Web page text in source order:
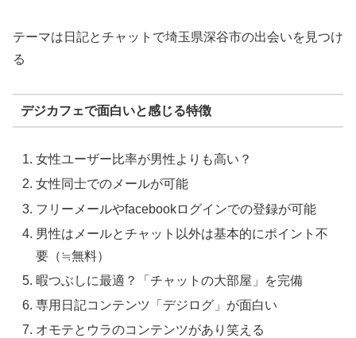
テーマは日記とチャットで埼玉県深谷市の出会いを見つけ
る
デジカフェで面白いと感じる特徴
女性ユーザー比率が男性よりも高い？
女性同士でのメールが可能
フリーメールやfacebookログインでの登録が可能
男性はメールとチャット以外は基本的にポイント不
要（≒無料）
暇つぶしに最適？「チャットの大部屋」を完備
専用日記コンテンツ「デジログ」が面白い
オモテとウラのコンテンツがあり笑える